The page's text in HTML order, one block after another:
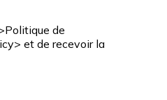
de
et de recevoir la